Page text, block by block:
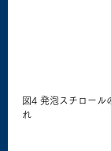
図4 発泡スチロール
れ